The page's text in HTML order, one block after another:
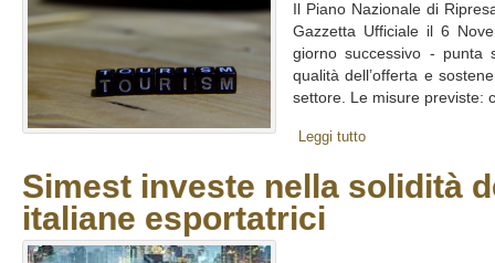
Il Piano Nazionale di
Gazzetta Ufficiale il 6
giorno successivo - punta
qualità dell’offerta e
settore. Le misure previste:
Leggi tutto
Simest investe nella solidità
italiane esportatrici